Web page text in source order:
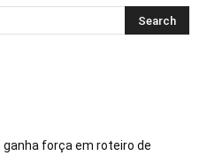
ganha força em roteiro de